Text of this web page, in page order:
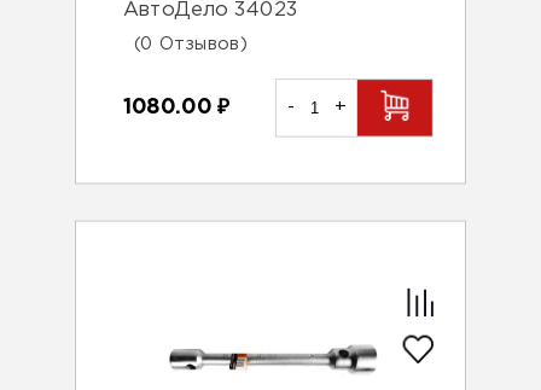
АвтоДело 34023
(0 Отзывов)
1080.00₽ - +